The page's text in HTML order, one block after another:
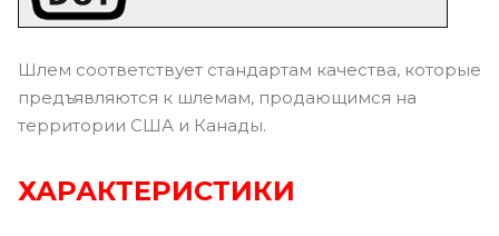
Шлем соответствует стандартам качества, которые
предъявляются к шлемам, продающимся на
территории США и Канады.
ХАРАКТЕРИСТИКИ